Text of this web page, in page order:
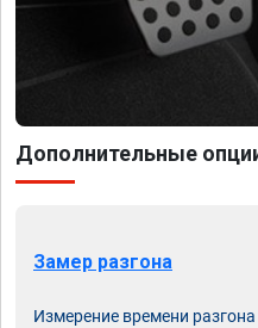
Дополнительные
Замер разгона
Измерение времени